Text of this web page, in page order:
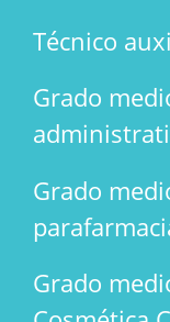
Técnico
Grado
Grado
Grado